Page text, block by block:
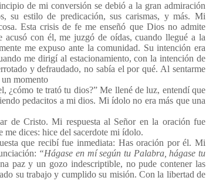
de mi conversión se debió a la gran admiración
su estilo de predicación, sus carismas, y más. Mi
Esta crisis de fe me enseñó que Dios no admite
con él, me juzgó de oídas, cuando llegué a la
me expuso ante la comunidad. Su intención era
me dirigí al estacionamiento, con la intención de
y defraudado, no sabía el por qué. Al sentarme
un momento
¿cómo te trató tu dios?” Me llené de luz, entendí que
pedacitos a mi dios. Mi ídolo no era más que una
de Cristo. Mi respuesta al Señor en la oración fue
me dices: hice del sacerdote mi ídolo.
que recibí fue inmediata: Has oración por él. Mi
“Hágase en mí según tu Palabra, hágase tu
paz y un gozo indescriptible, no pude contener las
su trabajo y cumplido su misión. Con la libertad de